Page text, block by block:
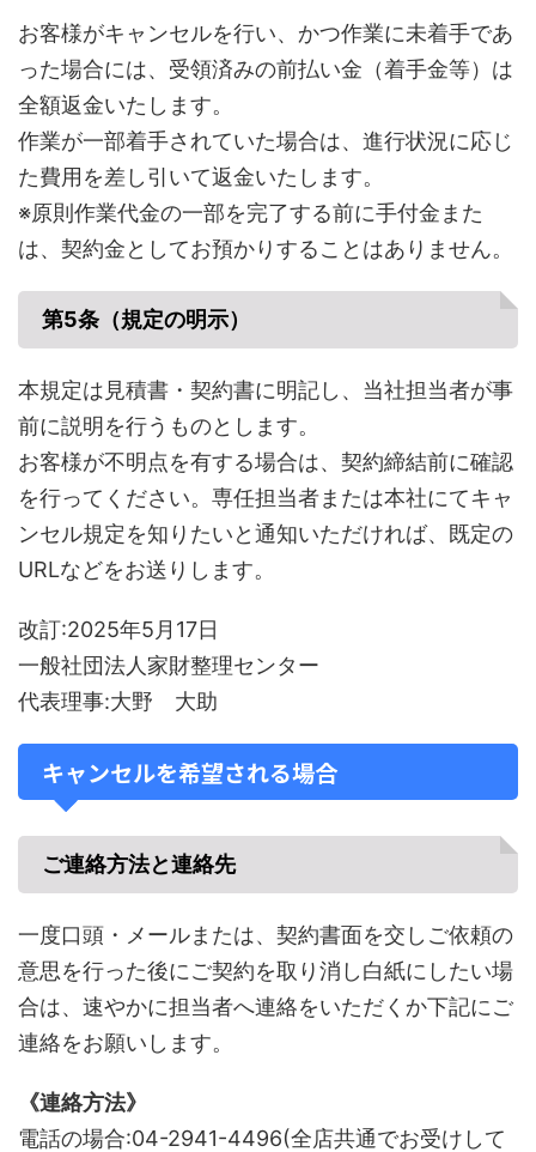
お客様がキャンセルを行い、かつ作業に未着手であ
った場合には、受領済みの前払い金（着手金等）は
全額返金いたします。
作業が一部着手されていた場合は、進行状況に応じ
た費用を差し引いて返金いたします。
※原則作業代金の一部を完了する前に手付金また
は、契約金としてお預かりすることはありません。
第5条（規定の明示）
本規定は見積書・契約書に明記し、当社担当者が事
前に説明を行うものとします。
お客様が不明点を有する場合は、契約締結前に確認
を行ってください。専任担当者または本社にてキャ
ンセル規定を知りたいと通知いただければ、既定の
URLなどをお送りします。
改訂:2025年5月17日
一般社団法人家財整理センター
代表理事:大野 大助
キャンセルを希望される場合
ご連絡方法と連絡先
一度口頭・メールまたは、契約書面を交しご依頼の
意思を行った後にご契約を取り消し白紙にしたい場
合は、速やかに担当者へ連絡をいただくか下記にご
連絡をお願いします。
《連絡方法》
電話の場合:04-2941-4496(全店共通でお受けして